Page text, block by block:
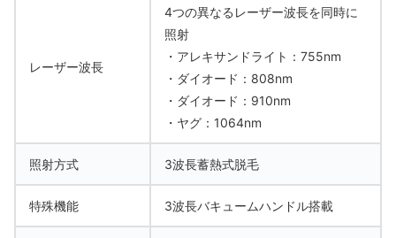
レーザー波長
4つの異なるレーザー波長を同時に
照射
・アレキサンドライト：755nm
・ダイオード：808nm
・ダイオード：910nm
・ヤグ：1064nm
照射方式 3波長蓄熱式脱毛
特殊機能 3波長バキュームハンドル搭載